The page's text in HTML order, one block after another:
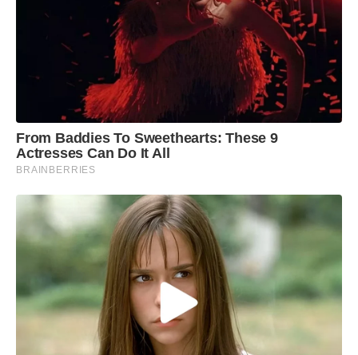
From Baddies To Sweethearts: These 9
Actresses Can Do It All
BRAINBERRIES